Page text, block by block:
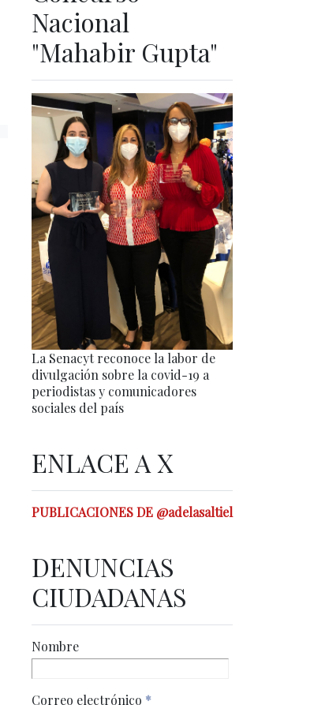
Nacional
"Mahabir Gupta"
La Senacyt reconoce la labor de
divulgación sobre la covid-19 a
periodistas y comunicadores
sociales del país
ENLACE A X
PUBLICACIONES DE @adelasaltiel
DENUNCIAS
CIUDADANAS
Nombre
Correo electrónico *